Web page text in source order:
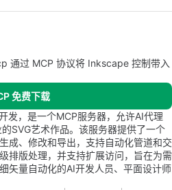
通过 MCP 协议将 Inkscape 控制带入
免费下载
，是一个MCP服务器，允许AI代理
SVG艺术作品。该服务器提供了一个
成、修改和导出，支持自动化管道和交
排版处理，并支持扩展访问，旨在为需
矢量自动化的AI开发人员、平面设计师